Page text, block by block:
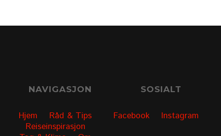
NAVIGASJON
Hjem
Råd & Tips
Reiseinspirasjon
SOSIALT
Facebook Instagram